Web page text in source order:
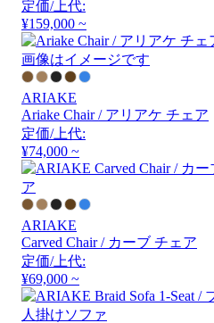
定価/上代:
¥159,000 ~
画像はイメージです
ARIAKE
Ariake Chair / アリアケ チェア
定価/上代:
¥74,000 ~
ARIAKE
Carved Chair / カーブ チェア
定価/上代:
¥69,000 ~